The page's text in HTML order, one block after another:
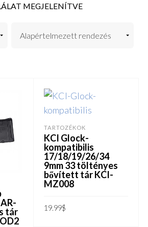
MEGJELENÍTVE
tár
TARTOZÉKOK
KCI Glock-
kompatibilis
17/18/19/26/34
9mm 33 töltényes
bővített tár KCI-
MZ008
19.99$